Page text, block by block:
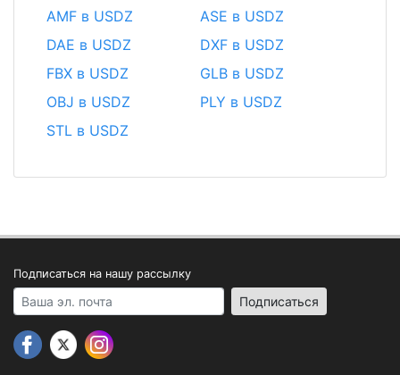
AMF в USDZ
ASE в USDZ
DAE в USDZ
DXF в USDZ
FBX в USDZ
GLB в USDZ
OBJ в USDZ
PLY в USDZ
STL в USDZ
Подписаться на нашу рассылку
Your email address Подписаться